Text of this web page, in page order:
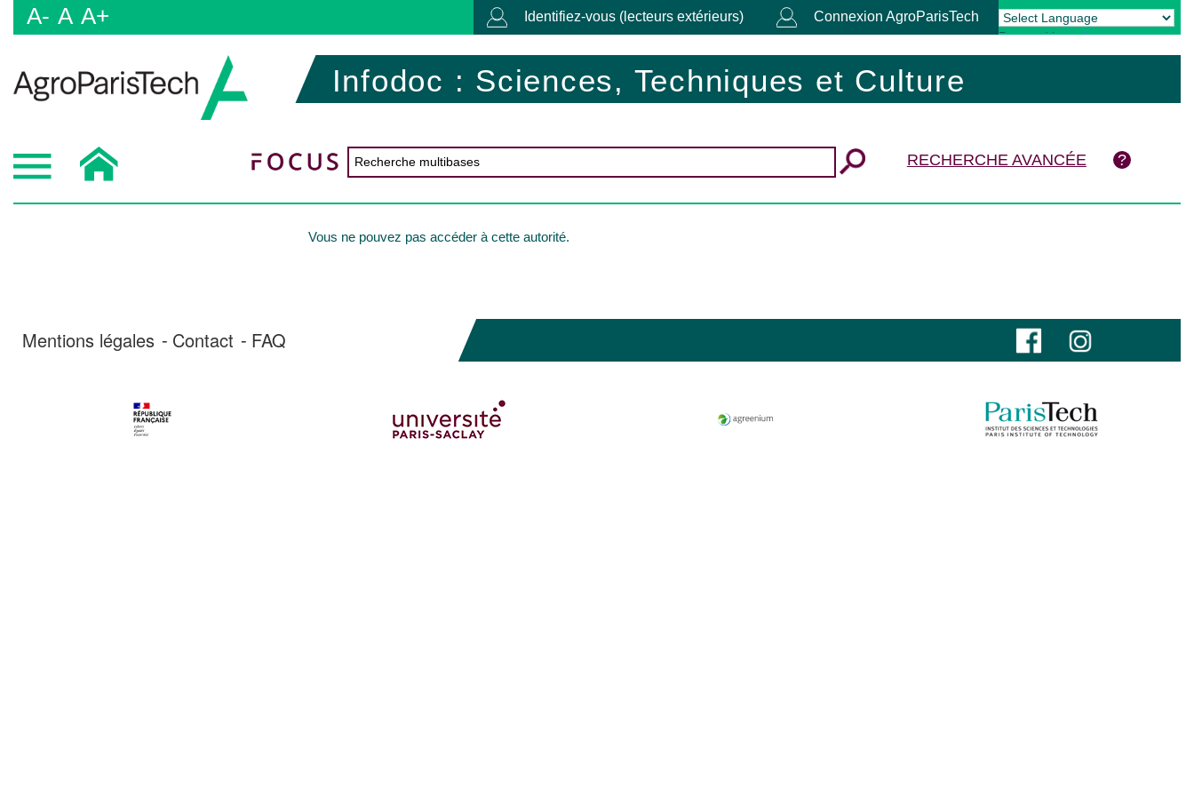
A- A A+ Identifiez-vous (lecteurs extérieurs) Connexion AgroParisTech
Powered by Translate
Infodoc : Sciences, Techniques et Culture
RECHERCHE AVANCÉE
Vous ne pouvez pas accéder à cette autorité.
Mentions légales Contact FAQ